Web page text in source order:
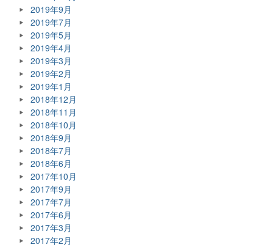
2019年9月
2019年7月
2019年5月
2019年4月
2019年3月
2019年2月
2019年1月
2018年12月
2018年11月
2018年10月
2018年9月
2018年7月
2018年6月
2017年10月
2017年9月
2017年7月
2017年6月
2017年3月
2017年2月